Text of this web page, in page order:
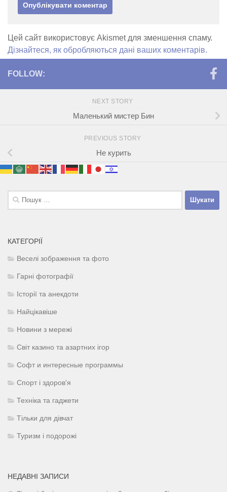
Цей сайт використовує Akismet для зменшення спаму.
Дізнайтеся, як обробляються дані ваших коментарів.
FOLLOW:
NEXT STORY
Маленький мистер Бин
PREVIOUS STORY
Не курить
Пошук:
КАТЕГОРІЇ
Веселі зображення та фото
Гарні фотографії
Історії та анекдоти
Найцікавіше
Новини з мережі
Світ казино та азартних ігор
Софт и интересные программы
Спорт і здоров'я
Техніка та гаджети
Тільки для дівчат
Туризм і подорожі
НЕДАВНІ ЗАПИСИ